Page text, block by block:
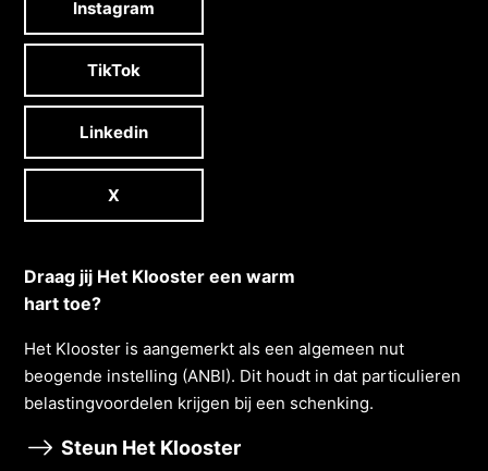
Instagram
TikTok
Linkedin
X
Draag jij Het Klooster een warm
hart toe?
Het Klooster is aangemerkt als een algemeen nut
beogende instelling (ANBI). Dit houdt in dat particulieren
belastingvoordelen krĳgen bĳ een schenking.
Steun Het Klooster